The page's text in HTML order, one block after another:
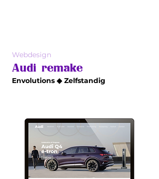
Webdesign
Audi remake
Envolutions ◆ Zelfstandig